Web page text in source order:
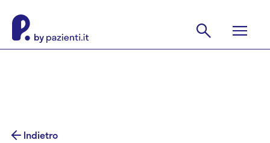
Indietro